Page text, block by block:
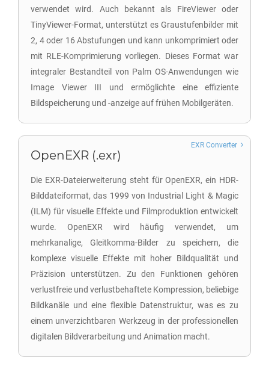
verwendet wird. Auch bekannt als FireViewer oder
TinyViewer-Format, unterstützt es Graustufenbilder mit
2, 4 oder 16 Abstufungen und kann unkomprimiert oder
mit RLE-Komprimierung vorliegen. Dieses Format war
integraler Bestandteil von Palm OS-Anwendungen wie
Image Viewer III und ermöglichte eine effiziente
Bildspeicherung und -anzeige auf frühen Mobilgeräten.
OpenEXR (.exr)
Die EXR-Dateierweiterung steht für OpenEXR, ein HDR-
Bilddateiformat, das 1999 von Industrial Light & Magic
(ILM) für visuelle Effekte und Filmproduktion entwickelt
wurde. OpenEXR wird häufig verwendet, um
mehrkanalige, Gleitkomma-Bilder zu speichern, die
komplexe visuelle Effekte mit hoher Bildqualität und
Präzision unterstützen. Zu den Funktionen gehören
verlustfreie und verlustbehaftete Kompression, beliebige
Bildkanäle und eine flexible Datenstruktur, was es zu
einem unverzichtbaren Werkzeug in der professionellen
digitalen Bildverarbeitung und Animation macht.
EXR Converter